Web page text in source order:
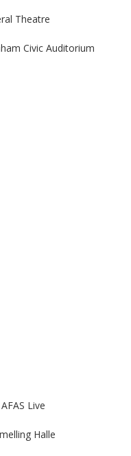
Theatre
Civic Auditorium
Live
Halle